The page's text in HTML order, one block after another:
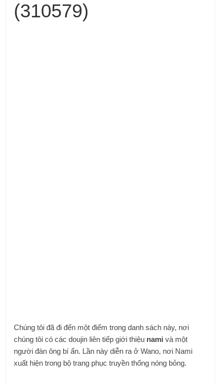
(310579)
Chúng tôi đã đi đến một điểm trong danh sách này, nơi
chúng tôi có các doujin liên tiếp giới thiệu nami và một
người đàn ông bí ẩn. Lần này diễn ra ở Wano, nơi Nami
xuất hiện trong bộ trang phục truyền thống nóng bỏng.